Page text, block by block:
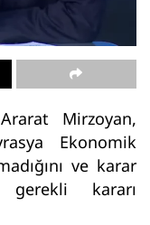
Mirzoyan,
Ekonomik
ve karar
gerekli kararı